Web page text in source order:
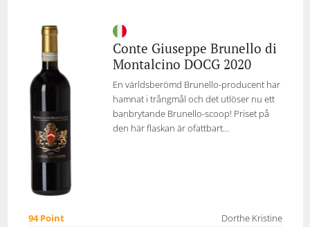
Conte Giuseppe Brunello di
Montalcino DOCG 2020
En världsberömd Brunello-producent har
hamnat i trångmål och det utlöser nu ett
banbrytande Brunello-scoop! Priset på
den här flaskan är ofattbart...
94 Point
Dorthe Kristine